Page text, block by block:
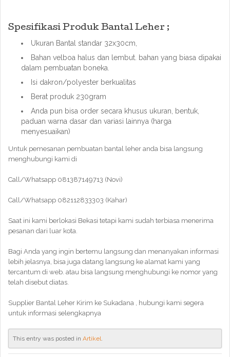
Spesifikasi Produk Bantal Leher ;
Ukuran Bantal standar 32x30cm,
Bahan velboa halus dan lembut. bahan yang biasa dipakai
dalam pembuatan boneka.
Isi dakron/polyester berkualitas
Berat produk 230gram
Anda pun bisa order secara khusus ukuran, bentuk,
paduan warna dasar dan variasi lainnya (harga
menyesuaikan)
Untuk pemesanan pembuatan bantal leher anda bisa langsung
menghubungi kami di
Call/Whatsapp 081387149713 (Novi)
Call/Whatsapp 082112833303 (Kahar)
Saat ini kami berlokasi Bekasi tetapi kami sudah terbiasa menerima
pesanan dari luar kota.
Bagi Anda yang ingin bertemu langsung dan menanyakan informasi
lebih jelasnya, bisa juga datang langsung ke alamat kami yang
tercantum di web. atau bisa langsung menghubungi ke nomor yang
telah disebut diatas.
Supplier Bantal Leher Kirim ke Sukadana , hubungi kami segera
untuk informasi selengkapnya
This entry was posted in Artikel.